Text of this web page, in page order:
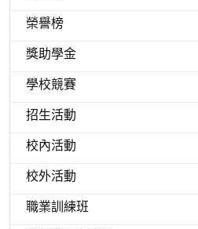
榮譽榜
獎助學金
學校競賽
招生活動
校內活動
校外活動
職業訓練班